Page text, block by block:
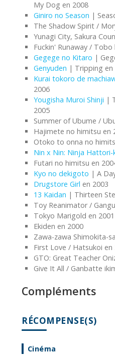
My Dog en 2008
Giniro no Season |
The Shadow Spirit /
Yunagi City, Sakura
Fuckin' Runaway /
Gegege no Kitaro |
Genyuden | Tripping en
Kurai tokoro de
2006
Yougisha Muroi Shinji |
2005
Summer of Ubume /
Hajimete no himitsu en
Otoko to onna no
Nin x Nin: Ninja
Futari no himitsu en
Kyo no dekigoto | A
Drugstore Girl en 2003
13 Kaidan | Thirteen
Toy Reanimator /
Tokyo Marigold en 2001
Ekiden en 2000
Zawa-zawa Shimokita-
First Love / Hatsukoi en
GTO: Great Teacher
Give It All / Ganbatte
Compléments
RÉCOMPENSE(S)
Cinéma